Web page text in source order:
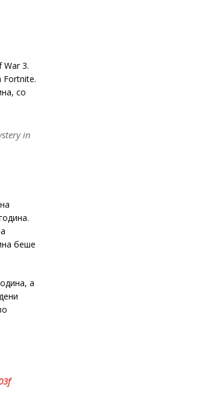
War 3.
Fortnite.
со
in
беше
а